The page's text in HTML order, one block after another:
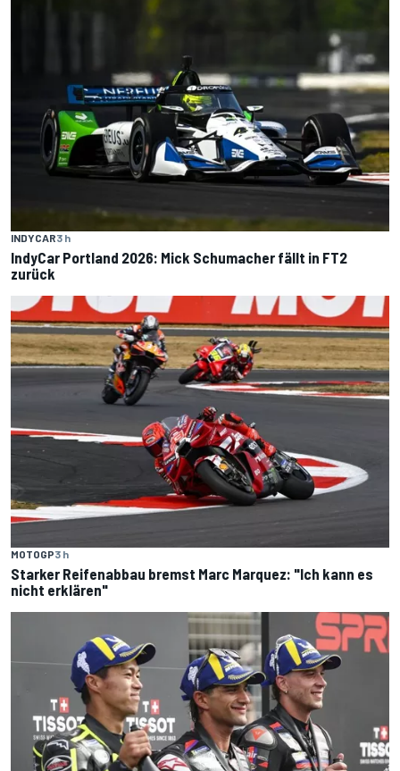
INDYCAR3 h
IndyCar Portland 2026: Mick Schumacher fällt in FT2
zurück
MOTOGP3 h
Starker Reifenabbau bremst Marc Marquez: "Ich kann es
nicht erklären"